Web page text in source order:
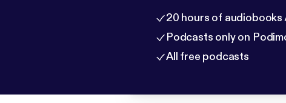
20 hours of audiobooks
Podcasts only on
All free podcasts